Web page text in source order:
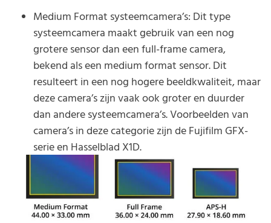
Medium Format systeemcamera’s: Dit type
systeemcamera maakt gebruik van een nog
grotere sensor dan een full-frame camera,
bekend als een medium format sensor. Dit
resulteert in een nog hogere beeldkwaliteit, maar
deze camera’s zijn vaak ook groter en duurder
dan andere systeemcamera’s. Voorbeelden van
camera’s in deze categorie zijn de Fujifilm GFX-
serie en Hasselblad X1D.